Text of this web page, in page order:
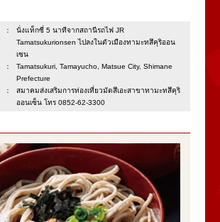
นั่งแท็กซี่ 5 นาทีจากสถานีรถไฟ JR
Tamatsukurionsen ไปลงในตัวเมืองทามะทสึคุริออน
เซน
Tamatsukuri, Tamayucho, Matsue City, Shimane
Prefecture
สมาคมส่งเสริมการท่องเที่ยวมัตสึเอะสาขาทามะทสึคุริ
ออนเซ็น โทร 0852-62-3300